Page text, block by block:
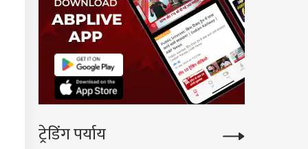
ट्रेडिंग पर्याय
पुण्यातील भाषण,
झीला सुनावलं, म्हणाले...